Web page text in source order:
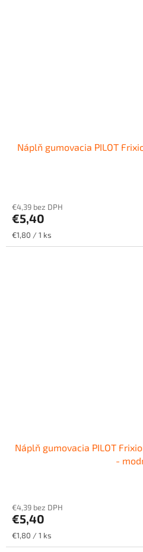
Náplň gumovacia PILOT
€4,39 bez DPH
€5,40
Jednotková
cena:
€1,80 / 1 ks
Náplň gumovacia PILOT
-
€4,39 bez DPH
€5,40
Jednotková
cena:
€1,80 / 1 ks